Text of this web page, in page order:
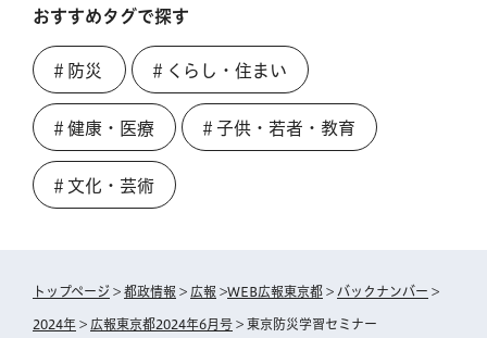
おすすめタグで探す
＃防災 ＃くらし・住まい
＃健康・医療 ＃子供・若者・教育
＃文化・芸術
トップページ > 都政情報 > 広報 >WEB広報東京都 > バックナンバー >
2024年 > 広報東京都2024年6月号 > 東京防災学習セミナー